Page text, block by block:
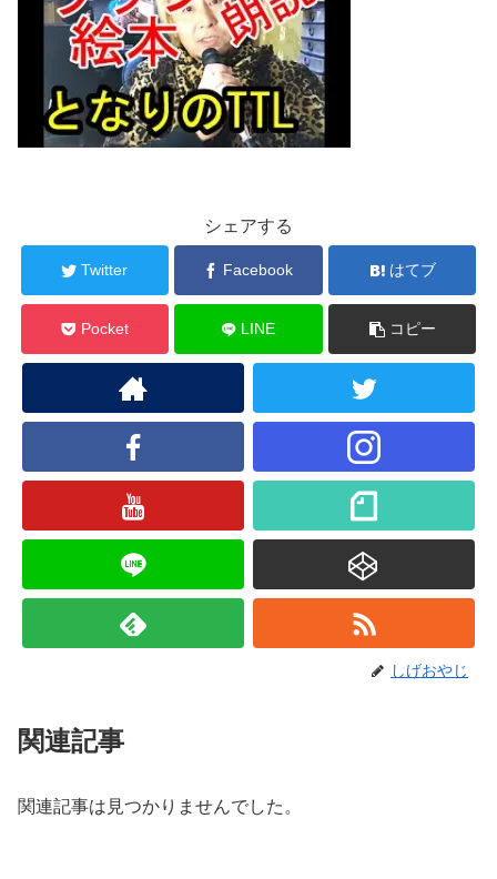
シェアする
Twitter Facebook はてブ
Pocket LINE コピー
しげおやじ
関連記事
関連記事は見つかりませんでした。